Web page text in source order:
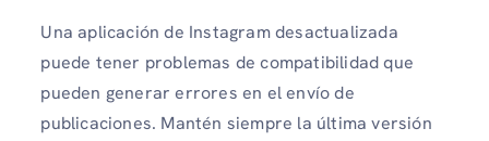
Una aplicación de Instagram desactualizada
puede tener problemas de compatibilidad que
pueden generar errores en el envío de
publicaciones. Mantén siempre la última versión